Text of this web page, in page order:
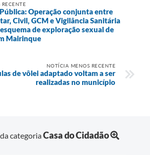
Operação conjunta entre
Civil, GCM e Vigilância Sanitária
de exploração sexual de
Mairinque
NOTÍCIA MENOS RECENTE
de vôlei adaptado voltam a ser
realizadas no município
categoriaCasa do Cidadão